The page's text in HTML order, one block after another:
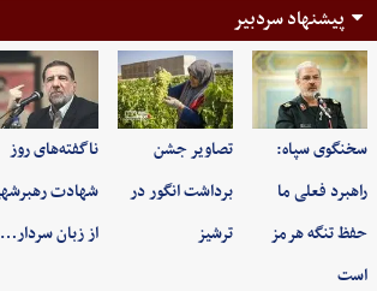
پیشنهاد سردبیر
سخنگوی سپاه:
راهبرد فعلی ما
حفظ تنگه هرمز
است
تصاویر جشن
برداشت انگور در
ترشیز
ناگفته‌های روز
شهادت
از زبان سردار…